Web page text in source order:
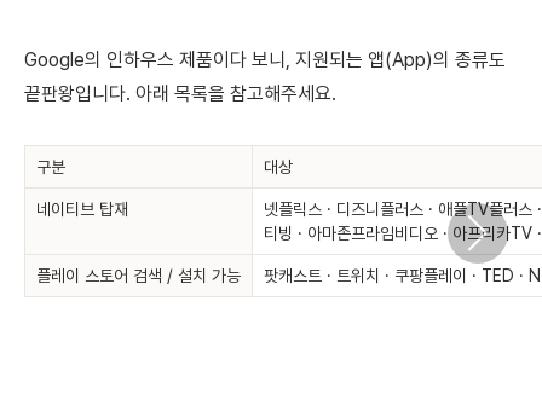
Google의 인하우스 제품이다 보니, 지원되는 앱(App)의 종류도
끝판왕입니다. 아래 목록을 참고해주세요.
구분 대상
네이티브 탑재
넷플릭스 · 디즈니플러스 · 애플TV플러
티빙 · 아마존프라임비디오 · 아프리카
플레이 스토어 검색 / 설치 가능 팟캐스트 · 트위치 · 쿠팡플레이 · TED ·